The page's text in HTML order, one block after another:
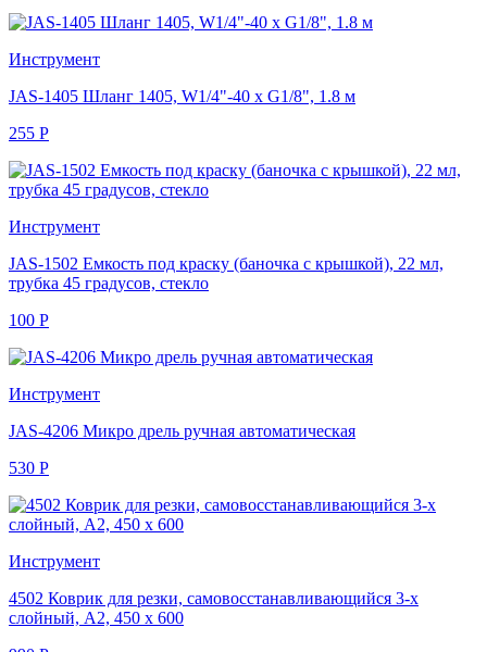
Инструмент
JAS-1405 Шланг 1405, W1/4"-40 х G1/8", 1.8 м
255 Р
Инструмент
JAS-1502 Емкость под краску (баночка с крышкой), 22 мл,
трубка 45 градусов, стекло
100 Р
Инструмент
JAS-4206 Микро дрель ручная автоматическая
530 Р
Инструмент
4502 Коврик для резки, самовосстанавливающийся 3-х
слойный, А2, 450 х 600